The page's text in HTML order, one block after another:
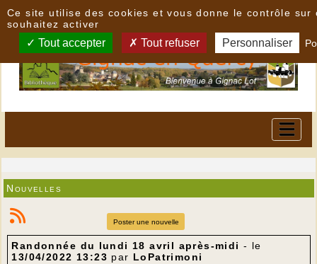
Nouvelles
Poster une nouvelle
Randonnée du lundi 18 avril après-midi - le
13/04/2022 13:23 par LoPatrimoni
Ce site utilise des cookies et vous donne le contrôle sur
souhaitez activer
Tout accepter Tout refuser Personnaliser